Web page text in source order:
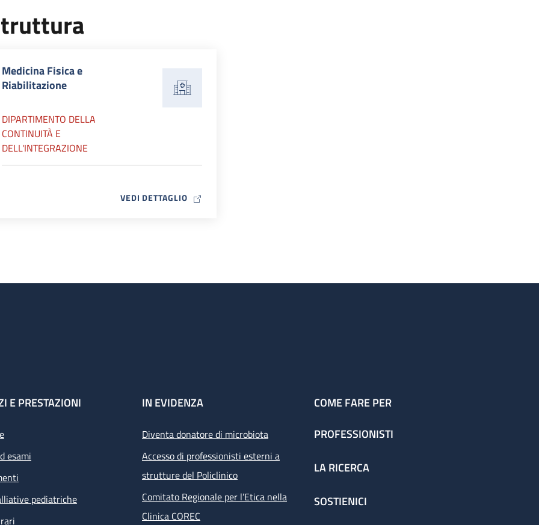
Medicina Fisica e
Riabilitazione
DIPARTIMENTO DELLA
CONTINUITÀ E
DELL'INTEGRAZIONE
VEDI DETTAGLIOMAP ICON
E PRESTAZIONI
esami
pediatriche
IN EVIDENZA
Diventa donatore di microbiota
Accesso di professionisti esterni a
strutture del Policlinico
Comitato Regionale per l’Etica nella
Clinica COREC
COME FARE PER
PROFESSIONISTI
LA RICERCA
SOSTIENICI